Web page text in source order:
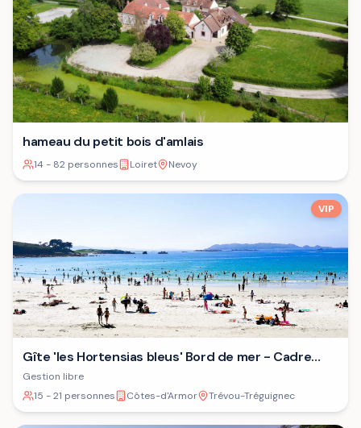
hameau du petit bois d'amlais
14 - 82 personnes Loiret Nevoy
VIP
Gîte 'les Hortensias bleus' Bord de mer - Cadre
verdoyant - Plage
Gestion libre
15 - 21 personnes
Côtes-d'Armor Trévou-Tréguignec